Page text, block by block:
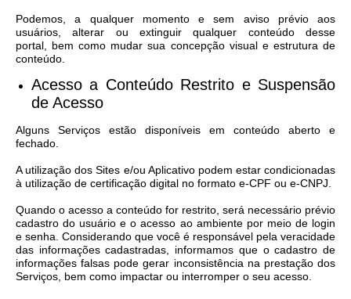
Podemos, a qualquer momento e sem aviso prévio aos
usuários, alterar ou extinguir qualquer conteúdo desse
portal, bem como mudar sua concepção visual e estrutura de
conteúdo.
Acesso a Conteúdo Restrito e Suspensão
de Acesso​
Alguns Serviços estão disponíveis em conteúdo aberto e
fechado.
A utilização dos Sites e/ou Aplicativo podem estar condicionadas
à utilização de certificação digital no formato e-CPF ou e-CNPJ.
Quando o acesso a conteúdo for restrito, será necessário prévio
cadastro do usuário e o acesso ao ambiente por meio de login
e senha. Considerando que você é responsável pela veracidade
das informações cadastradas, informamos que o cadastro de
informações falsas pode gerar inconsistência na prestação dos
Serviços, bem como impactar ou interromper o seu acesso.